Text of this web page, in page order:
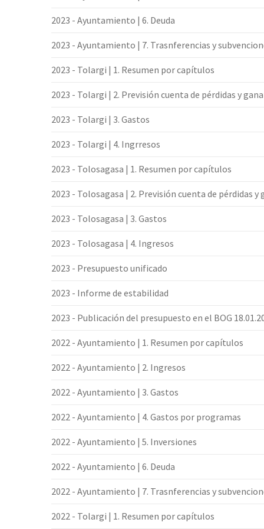
2023 - Ayuntamiento | 6. Deuda
2023 - Ayuntamiento | 7. Trasnferencias y
2023 - Tolargi | 1. Resumen por capítulos
2023 - Tolargi | 2. Previsión cuenta de pérdidas y
2023 - Tolargi | 3. Gastos
2023 - Tolargi | 4. Ingrresos
2023 - Tolosagasa | 1. Resumen por capítulos
2023 - Tolosagasa | 2. Previsión cuenta de pérdidas y
2023 - Tolosagasa | 3. Gastos
2023 - Tolosagasa | 4. Ingresos
2023 - Presupuesto unificado
2023 - Informe de estabilidad
2023 - Publicación del presupuesto en el BOG
2022 - Ayuntamiento | 1. Resumen por capítulos
2022 - Ayuntamiento | 2. Ingresos
2022 - Ayuntamiento | 3. Gastos
2022 - Ayuntamiento | 4. Gastos por programas
2022 - Ayuntamiento | 5. Inversiones
2022 - Ayuntamiento | 6. Deuda
2022 - Ayuntamiento | 7. Trasnferencias y
2022 - Tolargi | 1. Resumen por capítulos